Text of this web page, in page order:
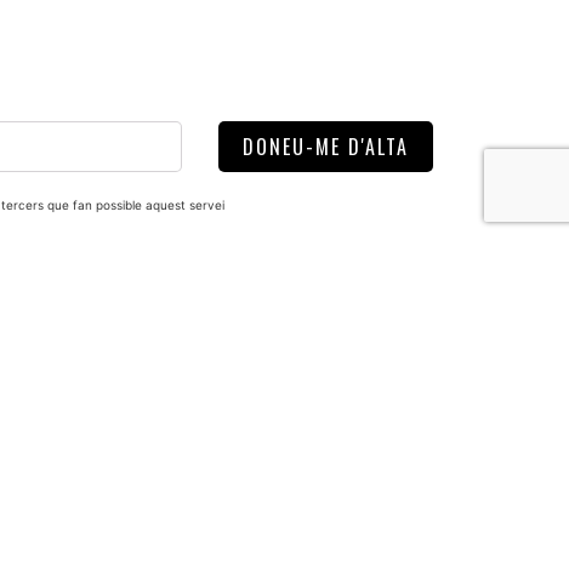
DONEU-ME D'ALTA
que fan possible aquest servei